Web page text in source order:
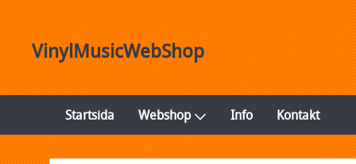
VinylMusicWebShop
Startsida Webshop Info Kontakt